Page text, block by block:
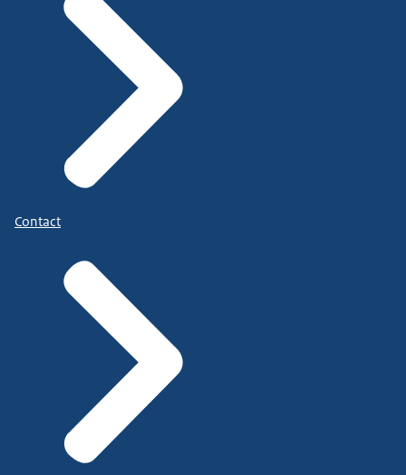
Contact